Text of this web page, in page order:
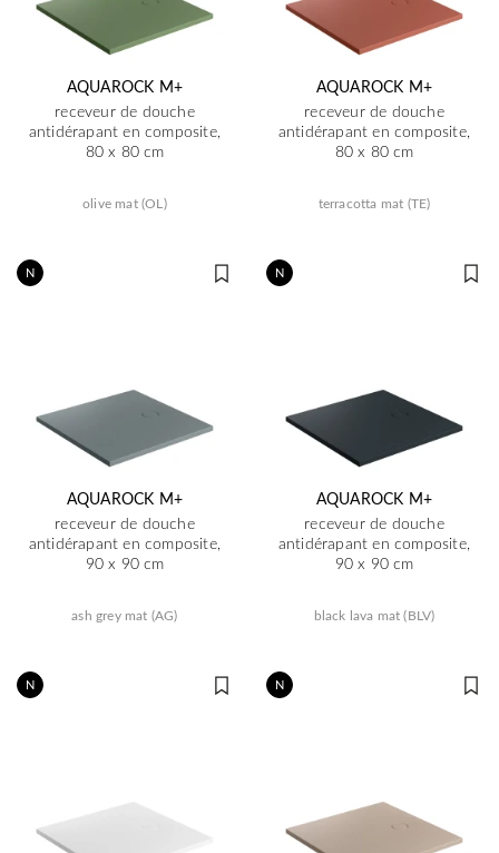
AQUAROCK M+
receveur de douche
antidérapant en composite,
80 x 80 cm
olive mat (OL)
AQUAROCK M+
receveur de douche
antidérapant en composite,
80 x 80 cm
terracotta mat (TE)
N
AQUAROCK M+
receveur de douche
antidérapant en composite,
90 x 90 cm
ash grey mat (AG)
N
AQUAROCK M+
receveur de douche
antidérapant en composite,
90 x 90 cm
black lava mat (BLV)
N N